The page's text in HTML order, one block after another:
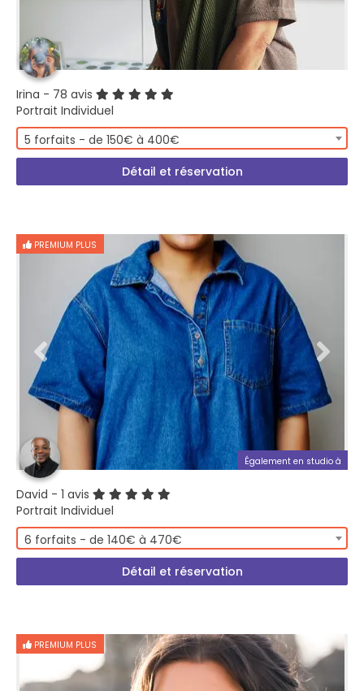
Irina - 78 avis
Portrait Individuel
5 forfaits - de 150€ à 400€
Détail et réservation
PREMIUM PLUS
Également en studio à
David - 1 avis
Portrait Individuel
6 forfaits - de 140€ à 470€
Détail et réservation
PREMIUM PLUS